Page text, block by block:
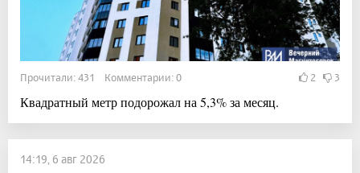
Прочитали: 431 Комментарии: 0 2 3
Квадратный метр подорожал на 5,3% за месяц.
14:19, 6 авг 2026